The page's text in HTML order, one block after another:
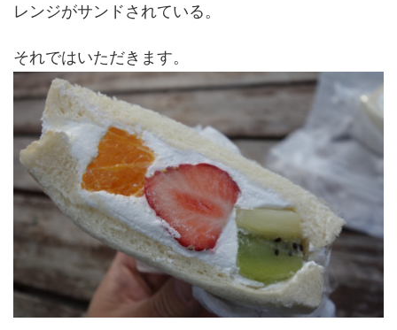
レンジがサンドされている。
それではいただきます。